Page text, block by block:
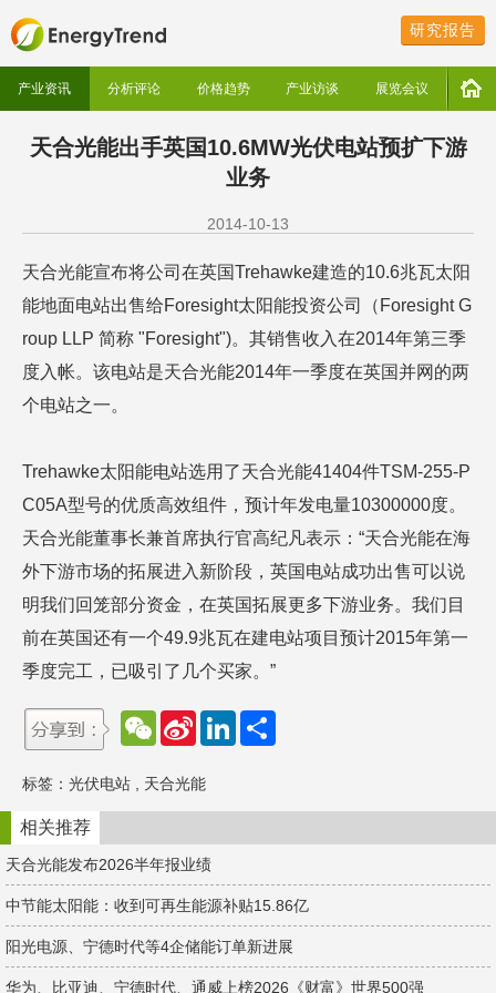
研究报告
产业资讯 分析评论 价格趋势 产业访谈 展览会议
天合光能出手英国10.6MW光伏电站预扩下游
业务
2014-10-13
天合光能宣布将公司在英国Trehawke建造的10.6兆瓦太阳
能地面电站出售给Foresight太阳能投资公司（Foresight G
roup LLP 简称 "Foresight")。其销售收入在2014年第三季
度入帐。该电站是天合光能2014年一季度在英国并网的两
个电站之一。
Trehawke太阳能电站选用了天合光能41404件TSM-255-P
C05A型号的优质高效组件，预计年发电量10300000度。
天合光能董事长兼首席执行官高纪凡表示：“天合光能在海
外下游市场的拓展进入新阶段，英国电站成功出售可以说
明我们回笼部分资金，在英国拓展更多下游业务。我们目
前在英国还有一个49.9兆瓦在建电站项目预计2015年第一
季度完工，已吸引了几个买家。”
W
e
a
t
S
a
W
e
b
o
L
d
n
标签： 光伏电站 天合光能
相关推荐
天合光能发布2026半年报业绩
中节能太阳能：收到可再生能源补贴15.86亿
阳光电源、宁德时代等4企储能订单新进展
华为、比亚迪、宁德时代、通威上榜2026《财富》世界500强